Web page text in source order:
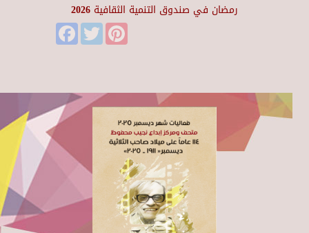
رمضان في صندوق التنمية الثقافية 2026
FacebookTwitter